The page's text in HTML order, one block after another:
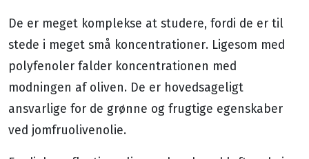
De er meget komplekse at studere, fordi de er til
stede i meget små koncentrationer. Ligesom med
polyfenoler falder koncentrationen med
modningen af oliven. De er hovedsageligt
ansvarlige for de grønne og frugtige egenskaber
ved jomfruolivenolie.